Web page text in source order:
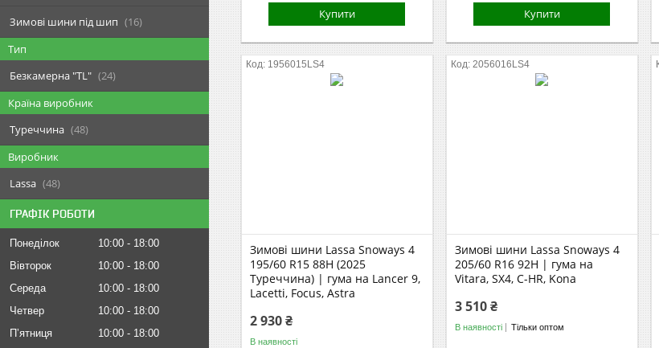
Зимові шини під шип
16
Тип
Безкамерна "TL"
24
Країна виробник
Туреччина
48
Виробник
Lassa
48
ГРАФІК РОБОТИ
Понеділок 10:00
18:00
Вівторок
10:00
18:00
Середа
10:00
18:00
Четвер
10:00
18:00
Пʼятниця
10:00
18:00
Купити Купити
1956015LS4
Зимові шини Lassa Snoways 4
195/60 R15 88H (2025
Туреччина) | гума на Lancer 9,
Lacetti, Focus, Astra
2 930 ₴
В наявності
2056016LS4
Зимові шини Lassa Snoways 4
205/60 R16 92H | гума на
Vitara, SX4, C-HR, Kona
3 510 ₴
В наявності Тільки оптом